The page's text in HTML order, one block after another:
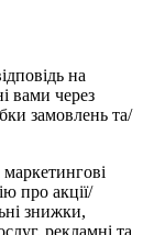
на
вами через
замовлень та/
про акції/
знижки,
рекламні та